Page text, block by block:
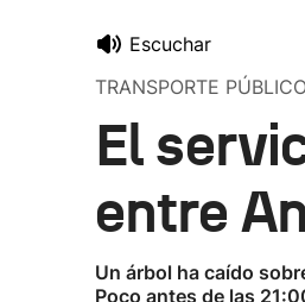
Escuchar
TRANSPORTE
El
entre
Un árbol ha caído
Poco antes de las